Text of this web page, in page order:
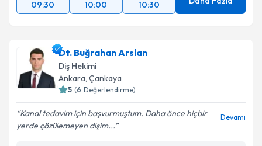
09:30 10:00 10:30
Dt. Buğrahan Arslan
Diş Hekimi
Ankara, Çankaya
5 (6 Değerlendirme)
Kanal tedavim için başvurmuştum. Daha önce hiçbir
yerde çözülemeyen dişim...
Devamı